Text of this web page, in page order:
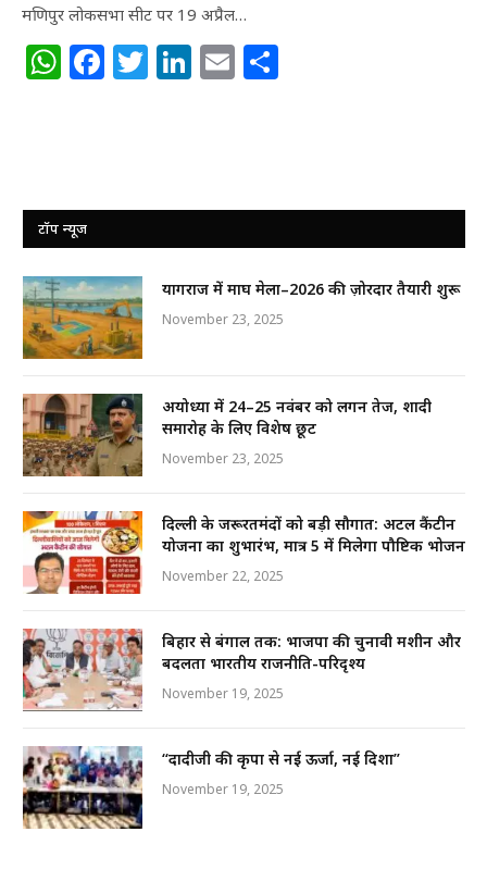
मणिपुर लोकसभा सीट पर 19 अप्रैल…
W
A
p
p
F
b
o
o
k
T
r
Li
dI
n
E
टॉप न्यूज
प्रयागराज में माघ मेला–2026 की ज़ोरदार तैयारी शुरू
November 23, 2025
अयोध्या में 24–25 नवंबर को लगन तेज, शादी
समारोह के लिए विशेष छूट
November 23, 2025
दिल्ली के जरूरतमंदों को बड़ी सौगात: अटल कैंटीन
योजना का शुभारंभ, मात्र ₹5 में मिलेगा पौष्टिक भोजन
November 22, 2025
बिहार से बंगाल तक: भाजपा की चुनावी मशीन और
बदलता भारतीय राजनीति-परिदृश्य
November 19, 2025
“दादीजी की कृपा से नई ऊर्जा, नई दिशा”
November 19, 2025